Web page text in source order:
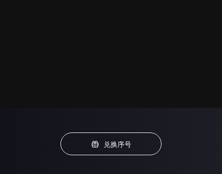
兑换序号